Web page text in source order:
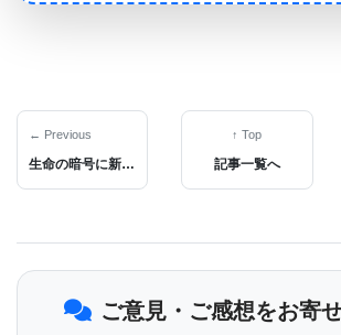
チャンスに目をつけた。低分子阻害
神経膠腫細胞から放出されるサイト
CXCR12は、免疫系の周りにシール
入する腫瘍に対して発射するのを阻
つ。研究者らは、神経膠腫のマウス
← Previous
生命の暗号に新たな層を発見。希少コドンは細胞機構を制御する別の方法として役立つ可能性。
↑ Top
記事一覧へ
ご意見・ご感想をお寄